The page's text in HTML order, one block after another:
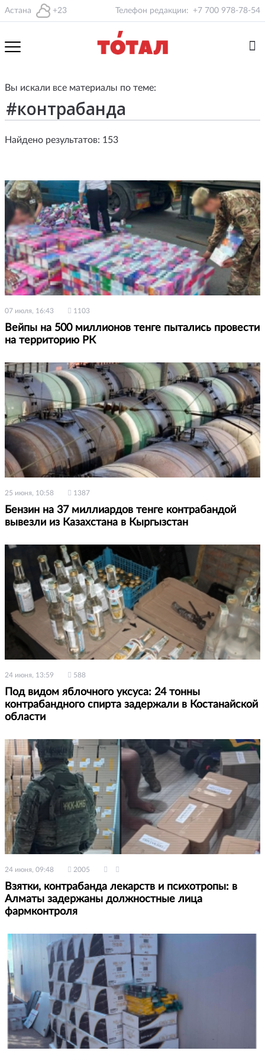
Астана +23 Телефон редакции: +7 700 978-78-54
Вы искали все материалы по теме:
Найдено результатов: 153
07 июля, 16:43 1103
Вейпы на 500 миллионов тенге пытались провести
на территорию РК
25 июня, 10:58 1387
Бензин на 37 миллиардов тенге контрабандой
вывезли из Казахстана в Кыргызстан
24 июня, 13:59 588
Под видом яблочного уксуса: 24 тонны
контрабандного спирта задержали в Костанайской
области
24 июня, 09:48 2005
Взятки, контрабанда лекарств и психотропы: в
Алматы задержаны должностные лица
фармконтроля